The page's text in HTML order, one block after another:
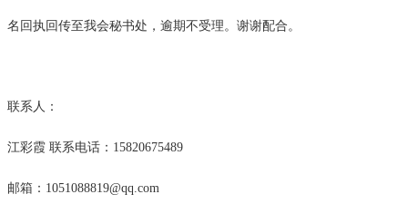
名回执回传至我会秘书处，逾期不受理。谢谢配合。
联系人：
江彩霞 联系电话：15820675489
邮箱：1051088819@qq.com